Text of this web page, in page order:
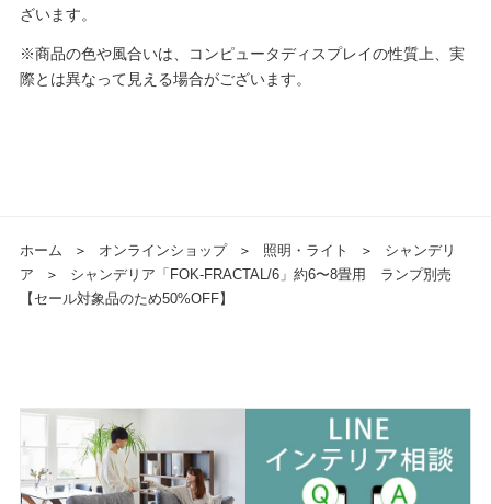
ざいます。
※商品の色や風合いは、コンピュータディスプレイの性質上、実
際とは異なって見える場合がございます。
ホーム ＞ オンラインショップ ＞ 照明・ライト ＞
シャンデリ
ア
＞
シャンデリア「FOK-FRACTAL/6」約6〜8畳用 ランプ別売
【セール対象品のため50%OFF】